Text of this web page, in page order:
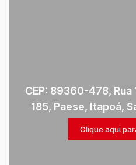
CEP: 89360-478, Rua
185, Paese, Itapoá,
Clique aqui